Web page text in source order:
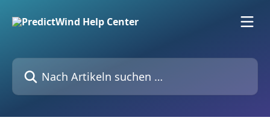
Nach Artikeln suchen …